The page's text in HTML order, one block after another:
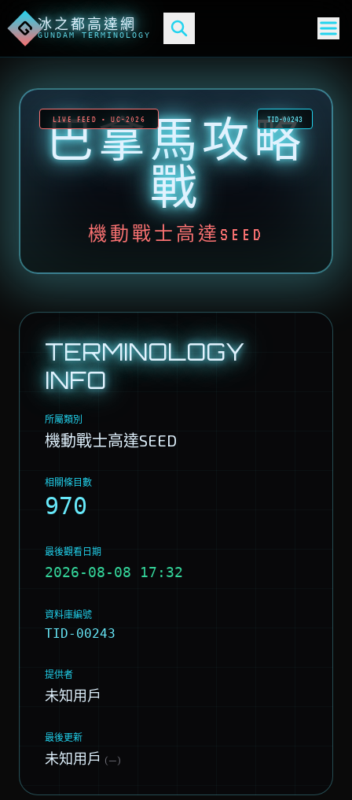
G冰之都高達網
GUNDAM TERMINOLOGY
LIVE FEED • UC-2026 TID-00243
巴拿馬攻略
戰
機動戰士高達SEED
TERMINOLOGY
INFO
所屬類別
機動戰士高達SEED
相關條目數
970
最後觀看日期
2026-08-08 17:32
資料庫編號
TID-00243
提供者
未知用戶
最後更新
未知用戶 (—)